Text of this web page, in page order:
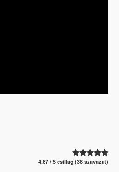
4.87 / 5 csillag (38 szavazat)